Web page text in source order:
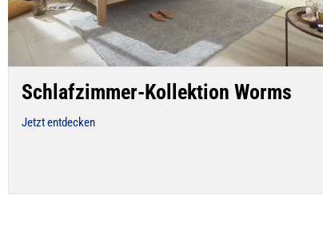
Schlafzimmer-Kollektion Worms
Jetzt entdecken